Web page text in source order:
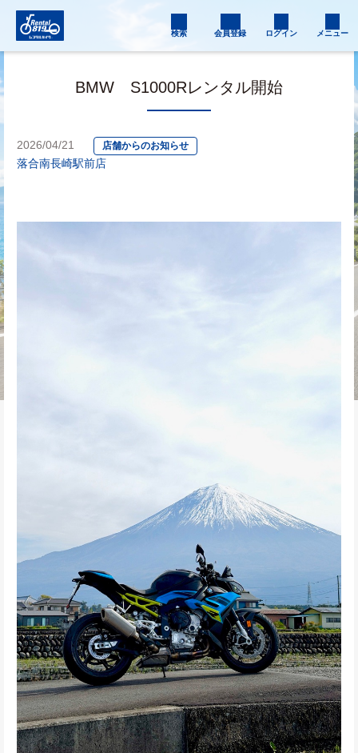
検索 会員登録 ログイン メニュー
BMW S1000Rレンタル開始
2026/04/21 店舗からのお知らせ
落合南長崎駅前店